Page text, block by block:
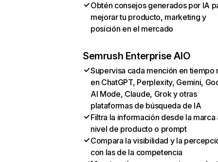
Obtén consejos generados por IA
mejorar tu producto, marketing y
posición en el mercado
Semrush Enterprise AIO
Supervisa cada mención en tiempo
en ChatGPT, Perplexity, Gemini,
AI Mode, Claude, Grok y otras
plataformas de búsqueda de IA
Filtra la información desde la marca
nivel de producto o prompt
Compara la visibilidad y la
con las de la competencia